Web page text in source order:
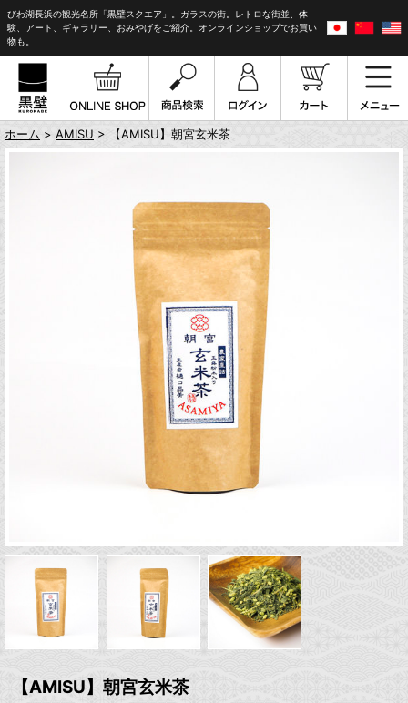
びわ湖長浜の観光名所「黒壁スクエア」。ガラスの街。レトロな街並、体
験、アート、ギャラリー、おみやげをご紹介。オンラインショップでお買い
物も。
ホーム > AMISU > 【AMISU】朝宮玄米茶
【AMISU】朝宮玄米茶